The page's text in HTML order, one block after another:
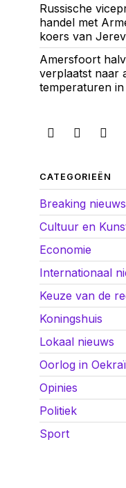
Russische
handel met
koers van
Amersfoort
verplaatst naar
temperaturen in
CATEGORIEËN
Breaking nieuws
Cultuur en
Economie
Internationaal
Keuze van de
Koningshuis
Lokaal nieuws
Oorlog in
Opinies
Politiek
Sport